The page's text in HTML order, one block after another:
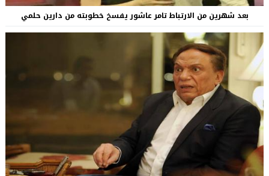
بعد شهرين من الارتباط تامر عاشور يفسخ خطوبته من دارين حلمي